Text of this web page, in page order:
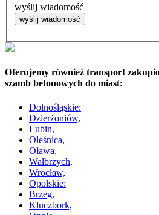
wyślij wiadomość
Oferujemy również transport
szamb betonowych do miast:
Dolnośląskie:
Dzierżoniów,
Lubin,
Oleśnica,
Oława,
Wałbrzych,
Wrocław,
Opolskie:
Brzeg,
Kluczbork,